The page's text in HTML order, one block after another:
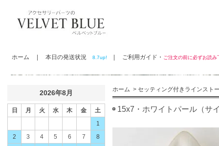
ホーム 本日の発送状況 8.7up! ご利用ガイド・ ご注文の前に必ずお読
ホーム > セッティング付きラインスト
15x7・ホワイトパール（サ
2026年8月
日 月 火 水 木 金
土
1
2
3 4 5 6 7
8